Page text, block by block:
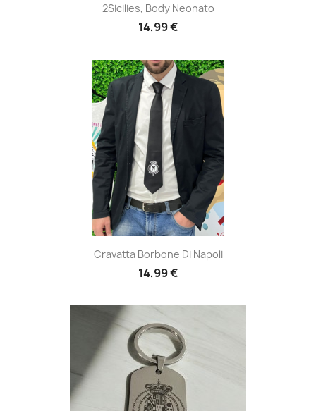
2Sicilies, Body Neonato
14,99 €
Cravatta Borbone Di Napoli
14,99 €